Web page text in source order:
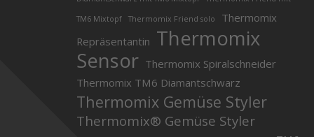
TM6 Mixtopf Thermomix Friend solo
Thermomix
Repräsentantin Thermomix
Sensor Thermomix Spiralschneider
Thermomix TM6 Diamantschwarz
Thermomix Gemüse Styler
Thermomix® Gemüse Styler